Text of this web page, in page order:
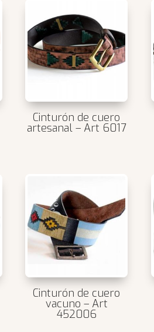
Cinturón de cuero
artesanal – Art 6017
Cinturón de cuero
vacuno – Art
452006